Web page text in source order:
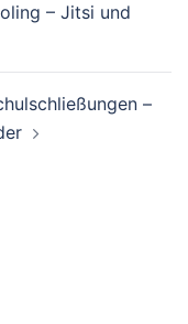
– Jitsi und
–